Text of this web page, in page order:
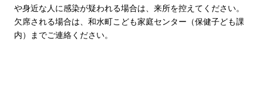
や身近な人に感染が疑われる場合は、来所を控えてください。
欠席される場合は、和水町こども家庭センター（保健子ども課
内）までご連絡ください。